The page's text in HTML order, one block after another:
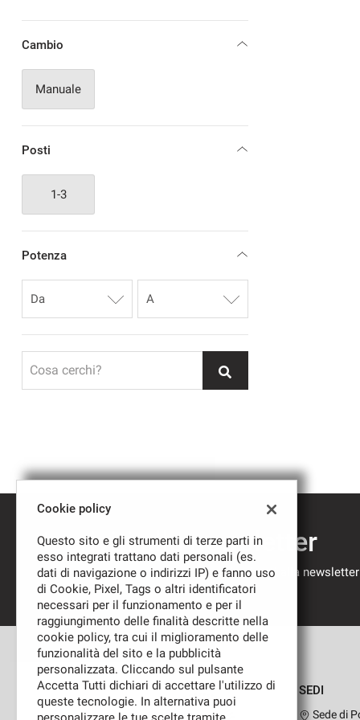
Cambio
Manuale
Posti
1-3
Potenza
Cosa cerchi?
Iscriviti alla newsletter
Compila il modulo sottostante per iscriverti alla
nostre novità.
SEDI
Sede di
Cookie policy
Questo sito e gli strumenti di terze parti in
esso integrati trattano dati personali (es.
dati di navigazione o indirizzi IP) e fanno uso
di Cookie, Pixel, Tags o altri identificatori
necessari per il funzionamento e per il
raggiungimento delle finalità descritte nella
cookie policy, tra cui il miglioramento delle
funzionalità del sito e la pubblicità
personalizzata. Cliccando sul pulsante
Accetta Tutti dichiari di accettare l'utilizzo di
queste tecnologie. In alternativa puoi